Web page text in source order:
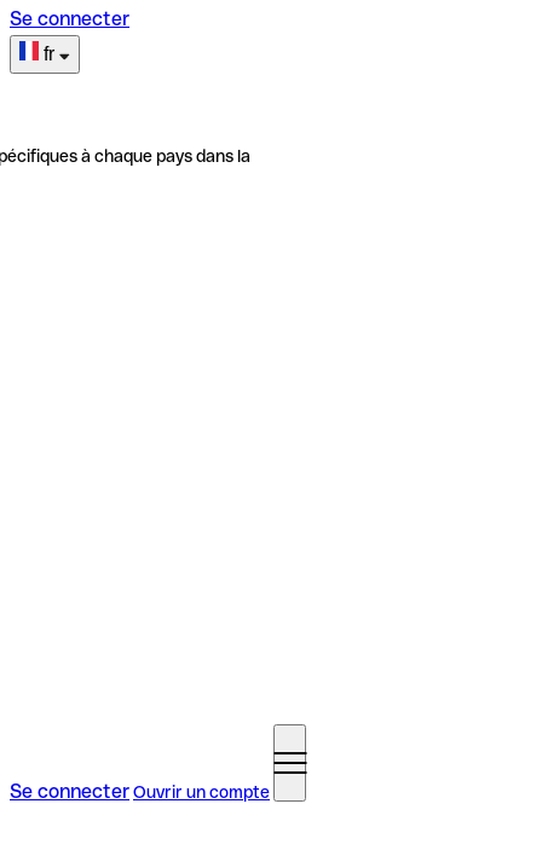
Se connecter
fr
à chaque pays dans la
Se connecterOuvrir un compte